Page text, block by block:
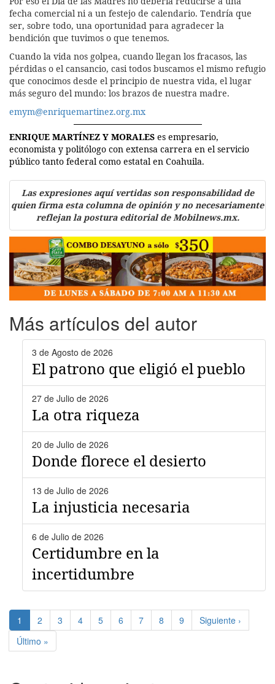
fecha comercial ni a un festejo de calendario. Tendría que
ser, sobre todo, una oportunidad para agradecer la
bendición que tuvimos o que tenemos.
Cuando la vida nos golpea, cuando llegan los fracasos, las
pérdidas o el cansancio, casi todos buscamos el mismo refugio
que conocimos desde el principio de nuestra vida, el lugar
más seguro del mundo: los brazos de nuestra madre.
emym@enriquemartinez.org.mx
ENRIQUE MARTÍNEZ Y MORALES es empresario,
economista y politólogo con extensa carrera en el servicio
público tanto federal como estatal en Coahuila.
Las expresiones aquí vertidas son responsabilidad de
quien firma esta columna de opinión y no necesariamente
reflejan la postura editorial de Mobilnews.mx.
Más artículos del autor
3 de Agosto de 2026
El patrono que eligió el pueblo
27 de Julio de 2026
La otra riqueza
20 de Julio de 2026
Donde florece el desierto
13 de Julio de 2026
La injusticia necesaria
6 de Julio de 2026
Certidumbre en la
incertidumbre
Paginación
Página
actual
1 Page
2 Page
3 Page
4 Page
5 Page
6 Page
7 Page
8 Page
9
Siguiente
página
Siguiente ›
Última
página
Último »